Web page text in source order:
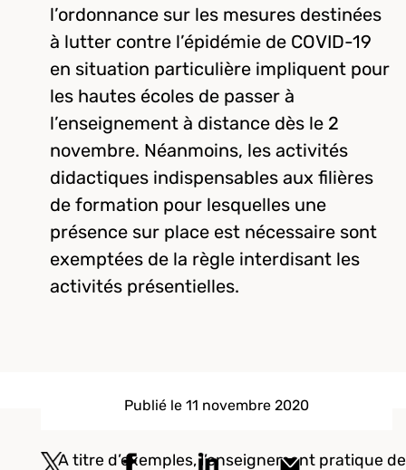
l’ordonnance sur les mesures destinées
à lutter contre l’épidémie de COVID-19
en situation particulière impliquent pour
les hautes écoles de passer à
l’enseignement à distance dès le 2
novembre. Néanmoins, les activités
didactiques indispensables aux filières
de formation pour lesquelles une
présence sur place est nécessaire sont
exemptées de la règle interdisant les
activités présentielles.
Publié le 11 novembre 2020
A titre d’exemples, l’enseignement pratique